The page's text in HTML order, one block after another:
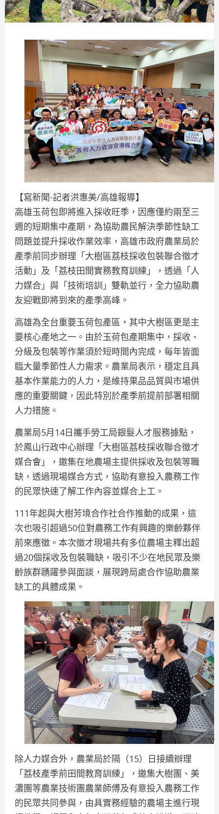
【寫新聞-記者洪惠美/高雄報導】
高雄玉荷包即將進入採收旺季，因應僅約兩至三
週的短期集中產期，為協助農民解決季節性缺工
問題並提升採收作業效率，高雄市政府農業局於
產季前同步辦理「大樹區荔枝採收包裝聯合徵才
活動」及「荔枝田間實務教育訓練」，透過「人
力媒合」與「技術培訓」雙軌並行，全力協助農
友迎戰即將到來的產季高峰。
高雄為全台重要玉荷包產區，其中大樹區更是主
要核心產地之一。由於玉荷包產期集中，採收、
分級及包裝等作業須於短時間內完成，每年皆面
臨大量季節性人力需求。農業局表示，穩定且具
基本作業能力的人力，是維持果品品質與市場供
應的重要關鍵，因此特別於產季前提前部署相關
人力措施。
農業局5月14日攜手勞工局銀髮人才服務據點，
於鳳山行政中心辦理「大樹區荔枝採收聯合徵才
媒合會」，邀集在地農場主提供採收及包裝等職
缺，透過現場媒合方式，協助有意投入農務工作
的民眾快速了解工作內容並媒合上工。
111年起與大樹芳境合作社合作推動的成果，這
次也吸引超過50位對農務工作有興趣的樂齡夥伴
前來應徵。本次徵才現場共有多位農場主釋出超
過20個採收及包裝職缺，吸引不少在地民眾及樂
齡族群踴躍參與面談，展現跨局處合作協助農業
缺工的具體成果。
除人力媒合外，農業局於隔（15）日接續辦理
「荔枝產季前田間教育訓練」，邀集大樹團、美
濃團等農業技術團農業師傅及有意投入農務工作
的民眾共同參與，由具實務經驗的農場主進行現